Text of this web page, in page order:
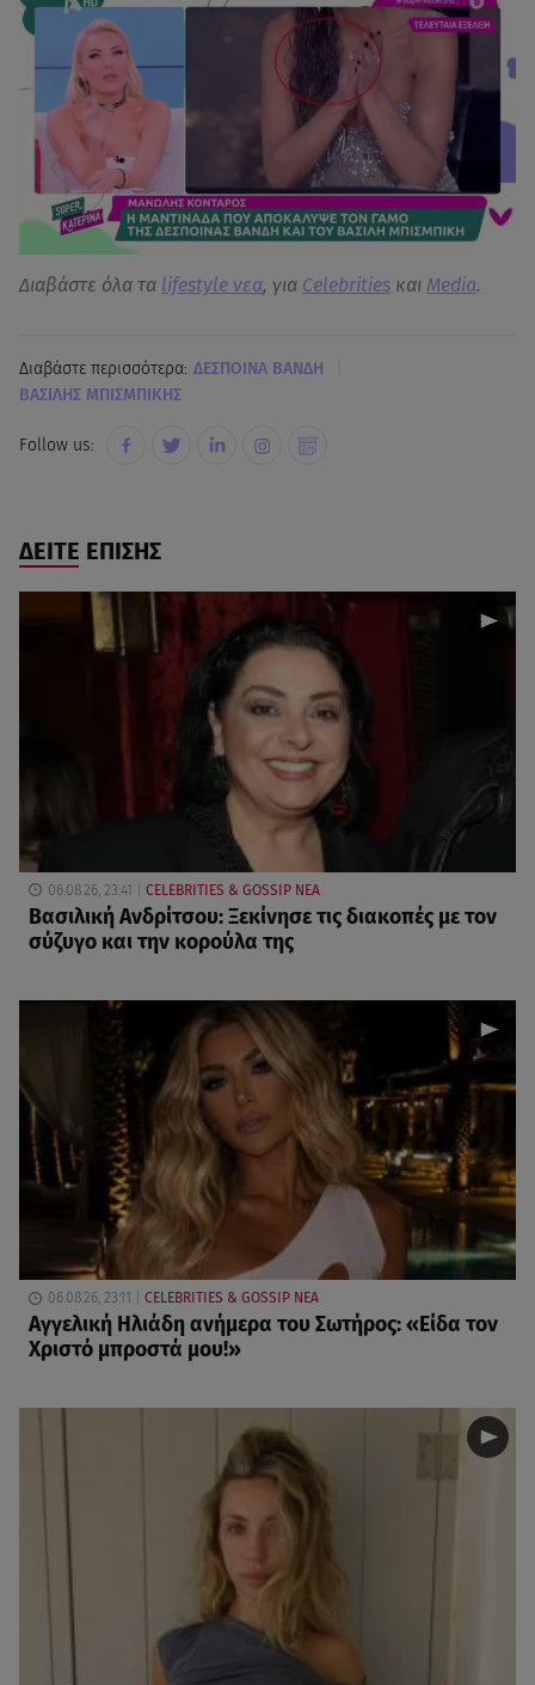
Διαβάστε όλα τα lifestyle νεα, για Celebrities και Media.
Διαβάστε περισσότερα: ΔΕΣΠΟΙΝΑ ΒΑΝΔΗ
ΒΑΣΙΛΗΣ ΜΠΙΣΜΠΙΚΗΣ
Follow us:
ΔΕΙΤΕ ΕΠΙΣΗΣ
06.08.26, 23:41 CELEBRITIES & GOSSIP ΝΕΑ
Βασιλική Ανδρίτσου: Ξεκίνησε τις διακοπές με τον
σύζυγο και την κορούλα της
06.08.26, 23:11 CELEBRITIES & GOSSIP ΝΕΑ
Αγγελική Ηλιάδη ανήμερα του Σωτήρος: «Είδα τον
Χριστό μπροστά μου!»